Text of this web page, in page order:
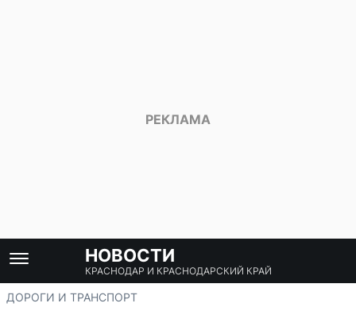
НОВОСТИ
КРАСНОДАР И КРАСНОДАРСКИЙ КРАЙ
ДОРОГИ И ТРАНСПОРТ